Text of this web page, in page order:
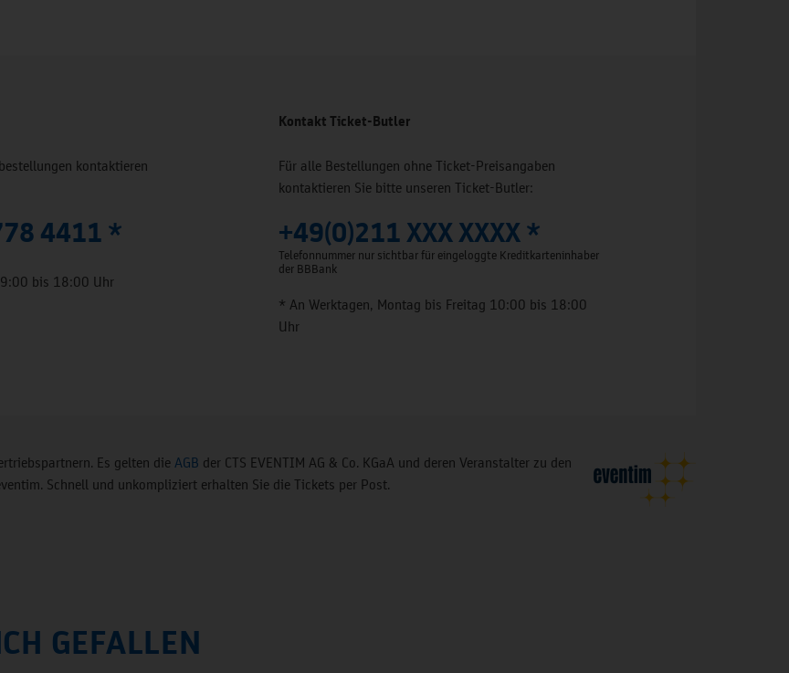
kontaktieren
4411 *
bis 18:00 Uhr
Kontakt Ticket-Butler
Für alle Bestellungen ohne Ticket-Preisangaben
kontaktieren Sie bitte unseren Ticket-Butler:
+49(0)211 XXX XXXX *
Telefonnummer nur sichtbar für eingeloggte Kreditkarteninhaber
der BBBank
* An Werktagen, Montag bis Freitag 10:00 bis 18:00
Uhr
Es gelten die AGB der CTS EVENTIM AG & Co. KGaA und deren Veranstalter zu den
Schnell und unkompliziert erhalten Sie die Tickets per Post.
GEFALLEN